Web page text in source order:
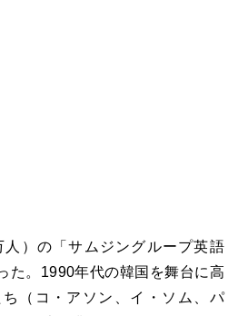
）の「サムジングループ英語
た。1990年代の韓国を舞台に高
（コ・アソン、イ・ソム、パ